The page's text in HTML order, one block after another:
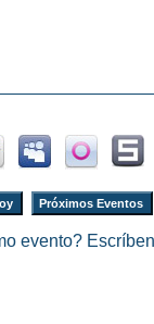
Próximos Eventos
evento?